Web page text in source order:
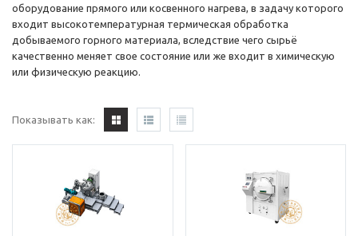
оборудование прямого или косвенного нагрева, в задачу которого
входит высокотемпературная термическая обработка
добываемого горного материала, вследствие чего сырьё
качественно меняет свое состояние или же входит в химическую
или физическую реакцию.
Показывать как: